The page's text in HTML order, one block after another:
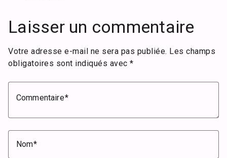
Laisser un commentaire
Votre adresse e-mail ne sera pas publiée. Les champs
obligatoires sont indiqués avec *
Commentaire
Nom